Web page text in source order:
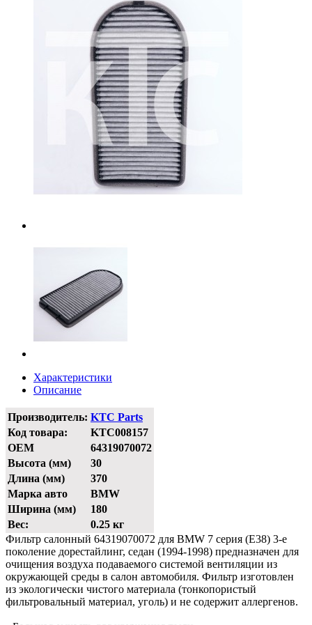
Характеристики
Описание
Производитель: KTC Parts
Код товара:
KTC008157
OEM
64319070072
Высота (мм)
30
Длина (мм)
370
Марка авто
BMW
Ширина (мм)
180
Вес:
0.25 кг
Фильтр салонный 64319070072 для BMW 7 серия (E38) 3-е
поколение дорестайлинг, седан (1994-1998) предназначен для
очищения воздуха подаваемого системой вентиляции из
окружающей среды в салон автомобиля. Фильтр изготовлен
из экологически чистого материала (тонкопористый
фильтровальный материал, уголь) и не содержит аллергенов.